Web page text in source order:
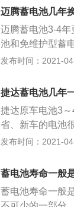
括工时。 我觉得
品牌。一般用瓦
别不启动车辆就
量大的车用电器
电瓶不亏电。我
需要养护的。 长
见过一辆车，一
用和长期不使用
都可以使用4、5
是原厂电瓶肯定
o.china.com)
发动机又熄火启
蓄电池来发动车
亏电解液时应补
有多种微元素，
动机会导致蓄电
迈腾蓄电池几年
迈腾蓄电池3-4
池和免维护型蓄
优点。以下是蓄
动机处于怠速时
护汽车的用电器
转变为化学能储
发布时间：2021-
捷达蓄电池几年
捷达原车电池3
省、新车的电池
了。蓄电池好坏
需要更换了；2
电压进行检测，
测，放电时间比
发布时间：2021-
蓄电池寿命一般
蓄电池寿命一般